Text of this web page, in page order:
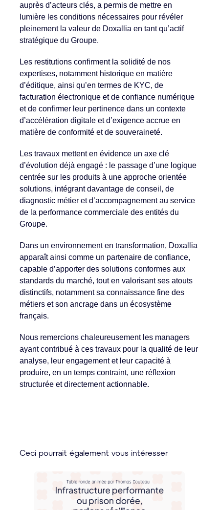
auprès d’acteurs clés, a permis de mettre en
lumière les conditions nécessaires pour révéler
pleinement la valeur de Doxallia en tant qu’actif
stratégique du Groupe.
Les restitutions confirment la solidité de nos
expertises, notamment historique en matière
d’éditique, ainsi qu’en termes de KYC, de
facturation électronique et de confiance numérique
et de confirmer leur pertinence dans un contexte
d’accélération digitale et d’exigence accrue en
matière de conformité et de souveraineté.
Les travaux mettent en évidence un axe clé
d’évolution déjà engagé : le passage d’une logique
centrée sur les produits à une approche orientée
solutions, intégrant davantage de conseil, de
diagnostic métier et d’accompagnement au service
de la performance commerciale des entités du
Groupe.
Dans un environnement en transformation, Doxallia
apparaît ainsi comme un partenaire de confiance,
capable d’apporter des solutions conformes aux
standards du marché, tout en valorisant ses atouts
distinctifs, notamment sa connaissance fine des
métiers et son ancrage dans un écosystème
français.
Nous remercions chaleureusement les managers
ayant contribué à ces travaux pour la qualité de leur
analyse, leur engagement et leur capacité à
produire, en un temps contraint, une réflexion
structurée et directement actionnable.
Ceci pourrait également vous intéresser